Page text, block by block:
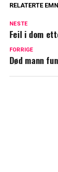
RELATERTE
NESTE
Feil i dom
FORRIGE
Død mann